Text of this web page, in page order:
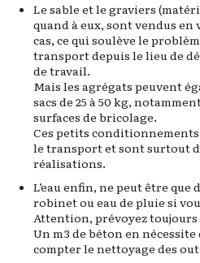
Le sable et le graviers
quand à eux, sont vendus en
cas, ce qui soulève le
transport depuis le lieu de
de travail.
Mais les agrégats peuvent
sacs de 25 à 50 kg,
surfaces de bricolage.
Ces petits
le transport et sont surtout
réalisations.
L’eau enfin, ne peut être que
robinet ou eau de pluie si
Attention, prévoyez
Un m3 de béton en nécessite
compter le nettoyage des